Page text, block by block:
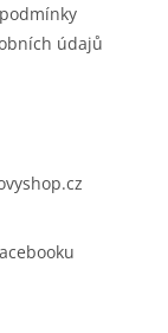
p
i
údajů